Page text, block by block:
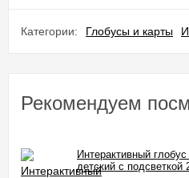
Категории: Глобусы и карты
Рекомендуем
Интерактивный
детский с